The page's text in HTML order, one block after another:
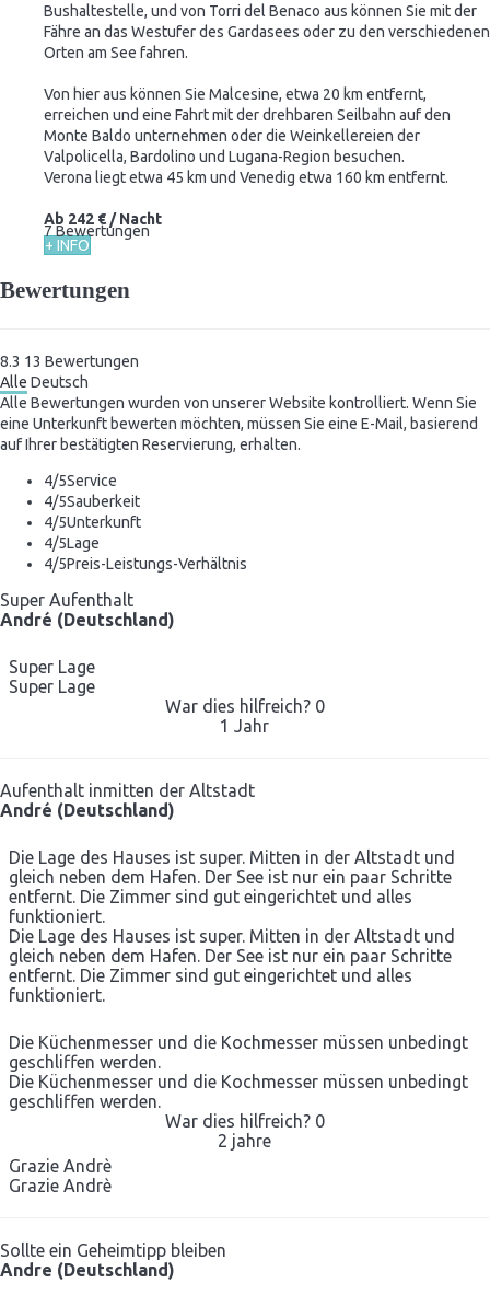
Bushaltestelle, und von Torri del Benaco aus können Sie mit der
Fähre an das Westufer des Gardasees oder zu den verschiedenen
Orten am See fahren.
Von hier aus können Sie Malcesine, etwa 20 km entfernt,
erreichen und eine Fahrt mit der drehbaren Seilbahn auf den
Monte Baldo unternehmen oder die Weinkellereien der
Valpolicella, Bardolino und Lugana-Region besuchen.
Verona liegt etwa 45 km und Venedig etwa 160 km entfernt.
7 Bewertungen
Ab 242 € / Nacht
+ INFO
Bewertungen
8.3 13 Bewertungen
Alle Deutsch
Alle Bewertungen wurden von unserer Website kontrolliert. Wenn Sie
eine Unterkunft bewerten möchten, müssen Sie eine E-Mail, basierend
auf Ihrer bestätigten Reservierung, erhalten.
4/5Service
4/5Sauberkeit
4/5Unterkunft
4/5Lage
4/5Preis-Leistungs-Verhältnis
Super Aufenthalt
André (Deutschland)
Super Lage
Super Lage
War dies hilfreich? 0
1 Jahr
Aufenthalt inmitten der Altstadt
André (Deutschland)
Die Lage des Hauses ist super. Mitten in der Altstadt und
gleich neben dem Hafen. Der See ist nur ein paar Schritte
entfernt. Die Zimmer sind gut eingerichtet und alles
funktioniert.
Die Lage des Hauses ist super. Mitten in der Altstadt und
gleich neben dem Hafen. Der See ist nur ein paar Schritte
entfernt. Die Zimmer sind gut eingerichtet und alles
funktioniert.
Die Küchenmesser und die Kochmesser müssen unbedingt
geschliffen werden.
Die Küchenmesser und die Kochmesser müssen unbedingt
geschliffen werden.
War dies hilfreich? 0
2 jahre
Grazie Andrè
Grazie Andrè
Sollte ein Geheimtipp bleiben
Andre (Deutschland)